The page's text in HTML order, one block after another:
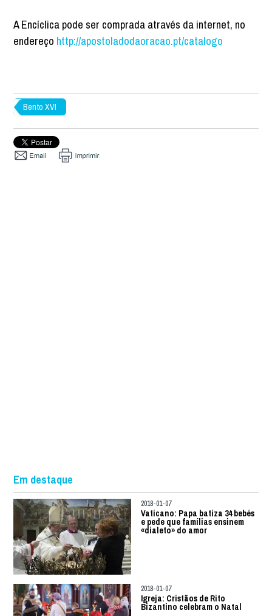
A Encíclica pode ser comprada através da internet, no
endereço http://apostoladodaoracao.pt/catalogo
Bento XVI
Em destaque
2018-01-07
Vaticano: Papa batiza 34 bebés
e pede que famílias ensinem
«dialeto» do amor
2018-01-07
Igreja: Cristãos de Rito
Bizantino celebram o Natal